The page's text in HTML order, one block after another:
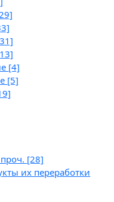
[4]
[5]
[28]
их переработки